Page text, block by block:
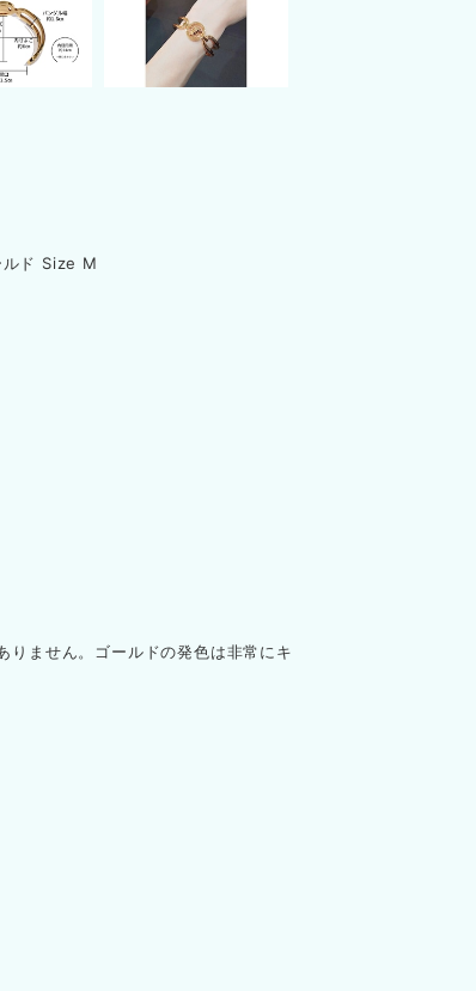
ルド Size M
りません。ゴールドの発色は非常にキ